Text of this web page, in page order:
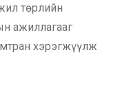
төрлийн
ажиллагааг
хэрэгжүүлж